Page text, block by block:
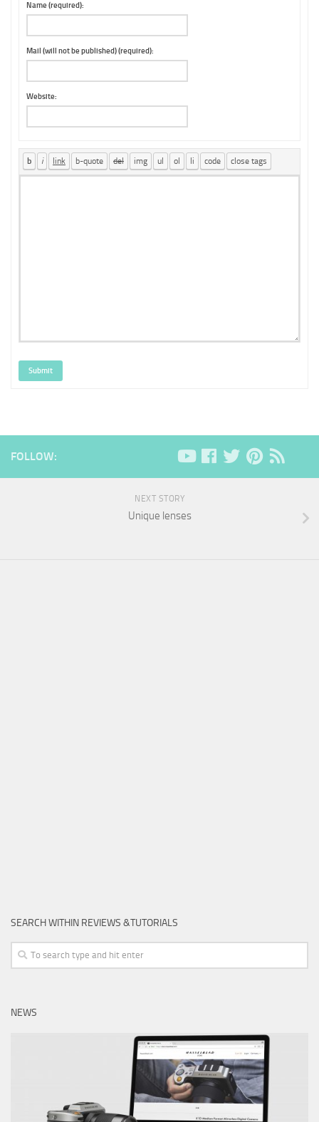
Name (required):
Mail (will not be published) (required):
Website:
Submit
FOLLOW:
NEXT STORY
Unique lenses
SEARCH WITHIN REVIEWS &TUTORIALS
NEWS